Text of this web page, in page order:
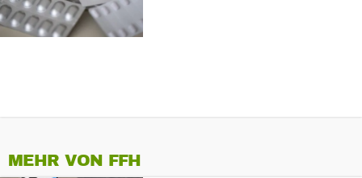
MEHR VON FFH